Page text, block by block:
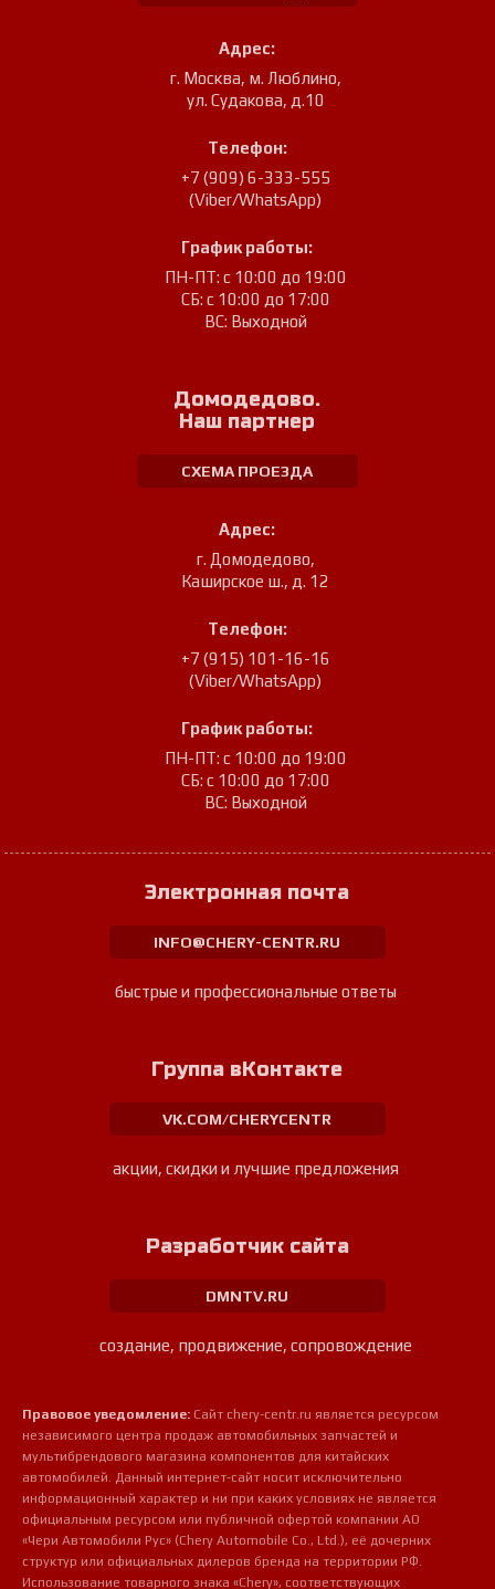
Адрес:
г. Москва, м. Люблино,
ул. Судакова, д.10
Телефон:
+7 (909) 6-333-555
(Viber/WhatsApp)
График работы:
ПН-ПТ: с 10:00 до 19:00
СБ: с 10:00 до 17:00
ВС: Выходной
Домодедово.
Наш партнер
СХЕМА ПРОЕЗДА
Адрес:
г. Домодедово,
Каширское ш., д. 12
Телефон:
+7 (915) 101-16-16
(Viber/WhatsApp)
График работы:
ПН-ПТ: с 10:00 до 19:00
СБ: с 10:00 до 17:00
ВС: Выходной
Электронная почта
INFO@CHERY-CENTR.RU
быстрые и профессиональные ответы
Группа вКонтакте
VK.COM/CHERYCENTR
акции, скидки и лучшие предложения
Разработчик сайта
DMNTV.RU
создание, продвижение, сопровождение
Правовое уведомление: Сайт chery-centr.ru является ресурсом
независимого центра продаж автомобильных запчастей и
мультибрендового магазина компонентов для китайских
автомобилей. Данный интернет-сайт носит исключительно
информационный характер и ни при каких условиях не является
официальным ресурсом или публичной офертой компании АО
«Чери Автомобили Рус» (Chery Automobile Co., Ltd.), её дочерних
структур или официальных дилеров бренда на территории РФ.
Использование товарного знака «Chery», соответствующих